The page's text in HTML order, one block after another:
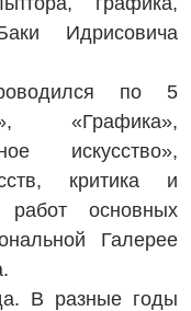
Идрисовича
по 5
«Графика»,
искусство»,
критика и
работ основных
Галерее
В разные годы